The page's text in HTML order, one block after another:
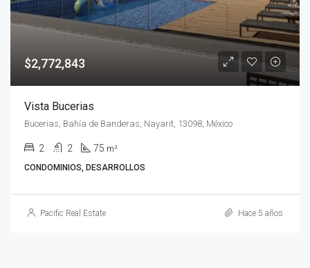
$2,772,843
Vista Bucerias
Bucerias, Bahía de Banderas, Nayarit, 13098, México
2 2 75 m²
CONDOMINIOS, DESARROLLOS
Pacific Real Estate Hace 5 años